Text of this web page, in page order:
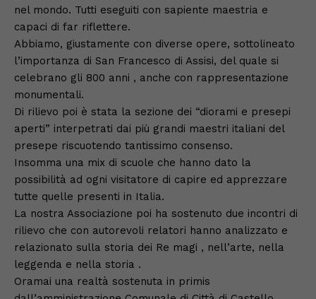
nel mondo. Tutti eseguiti con sapiente maestria e
capaci di far riflettere.
Abbiamo, giustamente con diverse opere, sottolineato
l’importanza di San Francesco di Assisi, del quale si
celebrano gli 800 anni , anche con rappresentazione
monumentali.
Di rilievo poi è stata la sezione dei “diorami e presepi
aperti” interpetrati dai più grandi maestri italiani del
presepe riscuotendo tantissimo consenso.
Insomma una mix di scuole che hanno dato la
possibilità ad ogni visitatore di capire ed apprezzare
tutte quelle presenti in Italia.
La nostra Associazione poi ha sostenuto due incontri di
rilievo che con autorevoli relatori hanno analizzato e
relazionato sulla storia dei Re magi , nell’arte, nella
leggenda e nella storia .
Oramai una realtà sostenuta in primis